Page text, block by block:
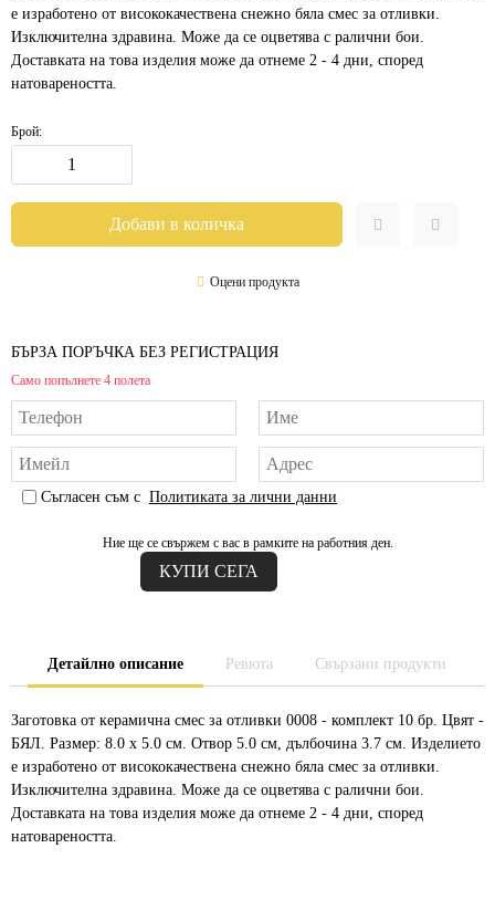
е изработено от висококачествена снежно бяла смес за отливки.
Изключителна здравина. Може да се оцветява с ралични бои.
Доставката на това изделия може да отнеме 2 - 4 дни, според
натовареността.
Брой:
Оцени продукта
БЪРЗА ПОРЪЧКА БЕЗ РЕГИСТРАЦИЯ
Само попълнете 4 полета
Съгласен съм с Политиката за лични данни
Ние ще се свържем с вас в рамките на работния ден.
Детайлно описание Ревюта Свързани продукти
Заготовка от керамична смес за отливки 0008 - комплект 10 бр. Цвят -
БЯЛ. Размер: 8.0 х 5.0 см. Отвор 5.0 см, дълбочина 3.7 см. Изделието
е изработено от висококачествена снежно бяла смес за отливки.
Изключителна здравина. Може да се оцветява с ралични бои.
Доставката на това изделия може да отнеме 2 - 4 дни, според
натовареността.